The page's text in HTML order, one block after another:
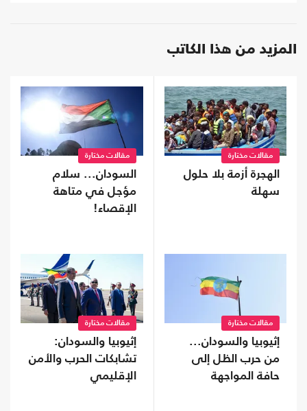
المزيد من هذا الكاتب
مقالات مختارة
الهجرة أزمة بلا حلول
سهلة
مقالات مختارة
السودان... سلام
مؤجل في متاهة
الإقصاء!
مقالات مختارة
إثيوبيا والسودان...
من حرب الظل إلى
حافة المواجهة
مقالات مختارة
إثيوبيا والسودان:
تشابكات الحرب والأمن
الإقليمي